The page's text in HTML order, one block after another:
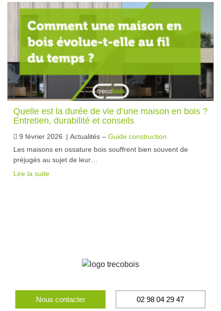
Quelle est la durée de vie d’une maison en bois ?
Entretien, durabilité et conseils
9 février 2026 | Actualités – Guide construction
Les maisons en ossature bois souffrent bien souvent de
préjugés au sujet de leur…
Lire la suite
Nous contacter 02 98 04 29 47